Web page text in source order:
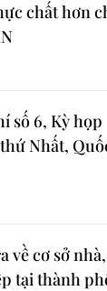
chất hơn
số 6, Kỳ họp
Nhất,
về cơ sở
tại thành